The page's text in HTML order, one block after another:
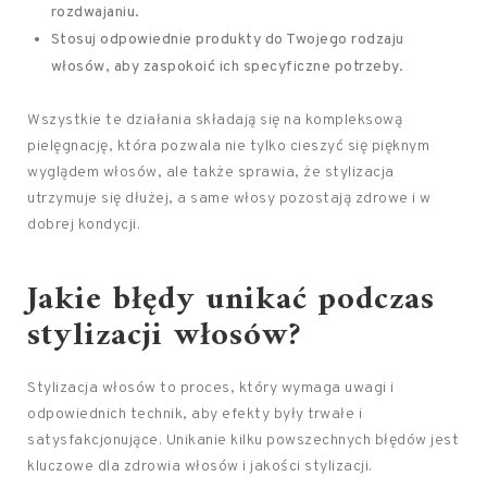
rozdwajaniu.
Stosuj odpowiednie produkty do Twojego rodzaju
włosów, aby zaspokoić ich specyficzne potrzeby.
Wszystkie te działania składają się na kompleksową
pielęgnację, która pozwala nie tylko cieszyć się pięknym
wyglądem włosów, ale także sprawia, że stylizacja
utrzymuje się dłużej, a same włosy pozostają zdrowe i w
dobrej kondycji.
Jakie błędy unikać podczas
stylizacji włosów?
Stylizacja włosów to proces, który wymaga uwagi i
odpowiednich technik, aby efekty były trwałe i
satysfakcjonujące. Unikanie kilku powszechnych błędów jest
kluczowe dla zdrowia włosów i jakości stylizacji.